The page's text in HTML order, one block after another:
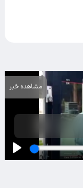
مشاهده خبر